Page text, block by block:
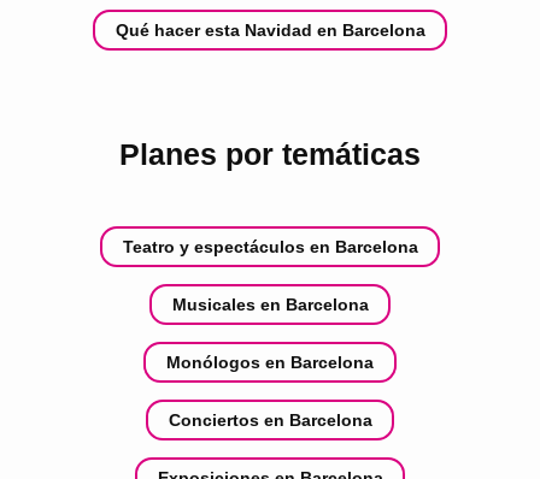
Qué hacer esta Navidad en Barcelona
Planes por temáticas
Teatro y espectáculos en Barcelona
Musicales en Barcelona
Monólogos en Barcelona
Conciertos en Barcelona